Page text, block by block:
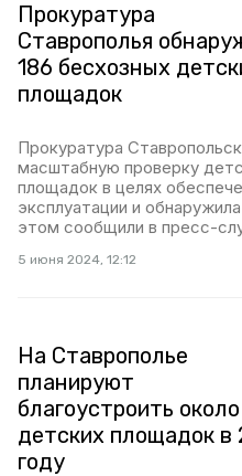
Прокуратура
Ставрополья
186 бесхозных
площадок
Прокуратура
масштабную проверку
площадок в целях
эксплуатации и
этом сообщили в пресс-
5 июня 2024, 12:12
На Ставрополье
планируют
благоустроить
детских площадок в
году